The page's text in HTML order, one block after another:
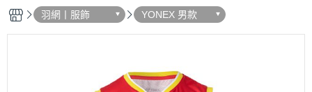
羽網丨服飾 YONEX 男款